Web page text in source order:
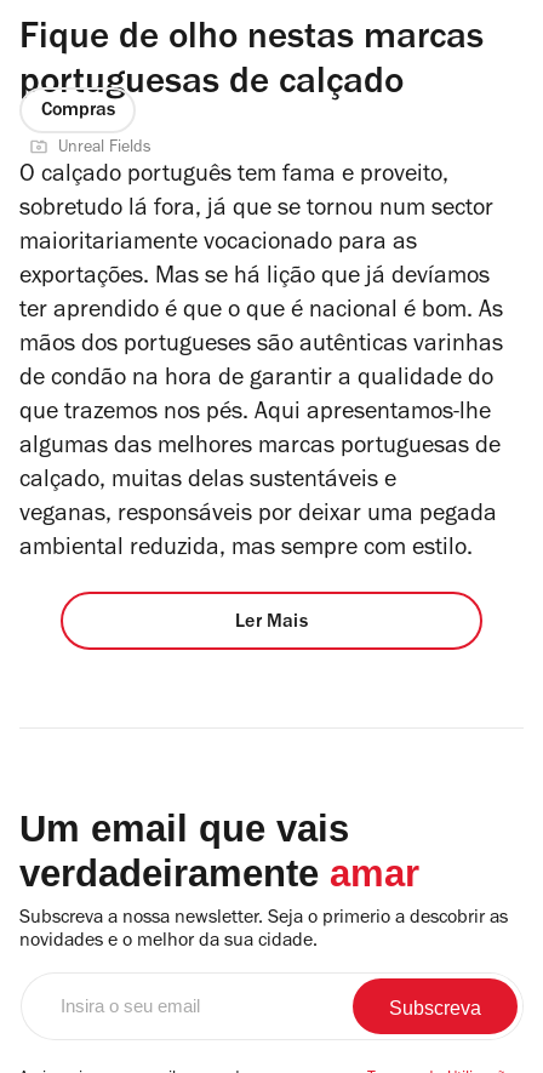
Fique de olho nestas marcas
portuguesas de calçado
Compras
Unreal Fields
O calçado português tem fama e proveito,
sobretudo lá fora, já que se tornou num sector
maioritariamente vocacionado para as
exportações. Mas se há lição que já devíamos
ter aprendido é que o que é nacional é bom. As
mãos dos portugueses são autênticas varinhas
de condão na hora de garantir a qualidade do
que trazemos nos pés. Aqui apresentamos-lhe
algumas das melhores marcas portuguesas de
calçado, muitas delas sustentáveis e
veganas, responsáveis por deixar uma pegada
ambiental reduzida, mas sempre com estilo.
Ler Mais
Um email que vais
verdadeiramente amar
Subscreva a nossa newsletter. Seja o primerio a descobrir as
novidades e o melhor da sua cidade.